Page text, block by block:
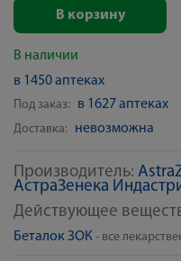
Производитель:
АстраЗенека
Действующее
Беталок ЗОК - все
В корзину
В наличии
в 1450 аптеках
Под заказ: в 1627 аптеках
Доставка: невозможна